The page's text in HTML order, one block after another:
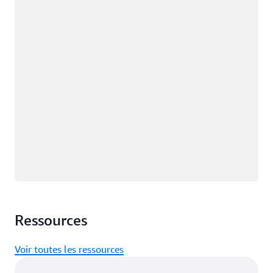
Ressources
Voir toutes les ressources